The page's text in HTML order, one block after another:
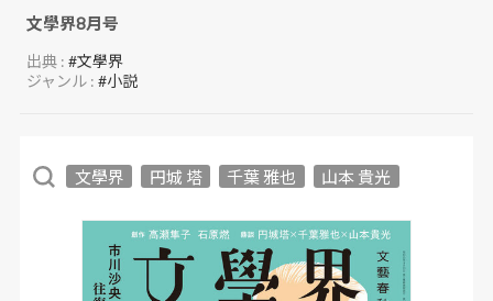
文學界8月号
出典 :#文學界
ジャンル :#小説
文學界 円城 塔 千葉 雅也 山本 貴光